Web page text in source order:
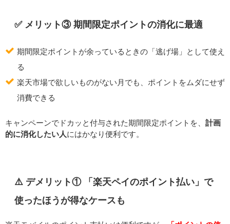
✅ メリット③ 期間限定ポイントの消化に最適
期間限定ポイントが余っているときの「逃げ場」として使え
る
楽天市場で欲しいものがない月でも、ポイントをムダにせず
消費できる
キャンペーンでドカッと付与された期間限定ポイントを、 計画
的に消化したい人 にはかなり便利です。
⚠️ デメリット① 「楽天ペイのポイント払い」で
使ったほうが得なケースも